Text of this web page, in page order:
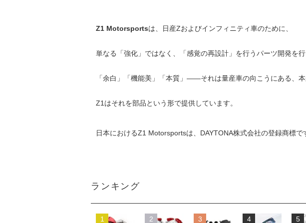
Z1 Motorsportsは、日産Zおよびインフィニティ車のために、
単なる「強化」ではなく、「感覚の再設計」を行うパーツ開発を行
「余白」「機能美」「本質」――それは量産車の向こうにある、本
Z1はそれを部品という形で提供しています。
日本におけるZ1 Motorsportsは、DAYTONA株式会社の登録商標で
ランキング
1 2 3 4 5